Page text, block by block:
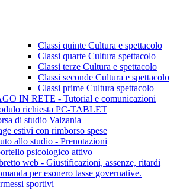
Classi quinte Cultura e spettacolo
Classi quarte Cultura spettacolo
Classi terze Cultura e spettacolo
Classi seconde Cultura e spettacolo
Classi prime Cultura spettacolo
IN RETE - Tutorial e comunicazioni
richiesta PC-TABLET
di studio Valzania
estivi con rimborso spese
allo studio - Prenotazioni
psicologico attivo
web - Giustificazioni, assenze, ritardi
per esonero tasse governative.
sportivi